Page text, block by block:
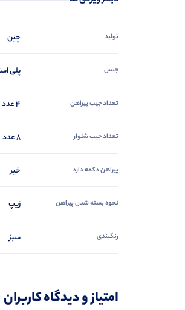
تولید چین
جنس پلی
تعداد جیب پیراهن 4 عدد
تعداد جیب شلوار 8 عدد
پیراهن دکمه دارد خیر
نحوه بسته شدن پیراهن زیپ
رنگبندی سبز
امتیاز و دیدگاه کاربران